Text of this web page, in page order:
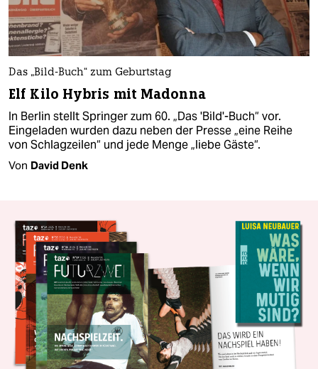
Das „Bild-Buch“ zum Geburtstag
Elf Kilo Hybris mit Madonna
In Berlin stellt Springer zum 60. „Das 'Bild'-Buch“ vor.
Eingeladen wurden dazu neben der Presse „eine Reihe
von Schlagzeilen“ und jede Menge „liebe Gäste“.
Von David Denk